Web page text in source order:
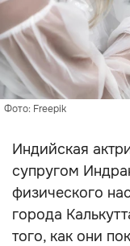
Фото: Freepik
Индийская
супругом
физического
города
того, как они